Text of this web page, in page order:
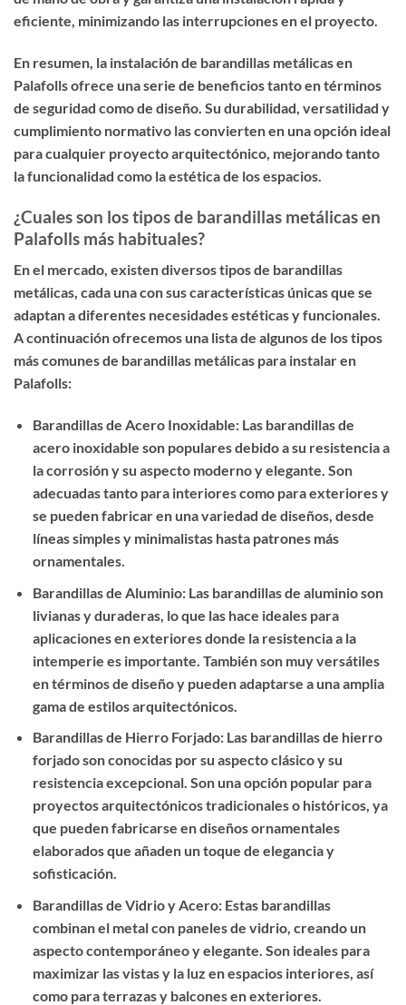
eficiente, minimizando las interrupciones en el proyecto.
En resumen, la instalación de barandillas metálicas en
Palafolls ofrece una serie de beneficios tanto en términos
de seguridad como de diseño. Su durabilidad, versatilidad y
cumplimiento normativo las convierten en una opción ideal
para cualquier proyecto arquitectónico, mejorando tanto
la funcionalidad como la estética de los espacios.
¿Cuales son los tipos de barandillas metálicas en
Palafolls más habituales?
En el mercado, existen diversos tipos de barandillas
metálicas, cada una con sus características únicas que se
adaptan a diferentes necesidades estéticas y funcionales.
A continuación ofrecemos una lista de algunos de los tipos
más comunes de barandillas metálicas para instalar en
Palafolls:
Barandillas de Acero Inoxidable: Las barandillas de
acero inoxidable son populares debido a su resistencia a
la corrosión y su aspecto moderno y elegante. Son
adecuadas tanto para interiores como para exteriores y
se pueden fabricar en una variedad de diseños, desde
líneas simples y minimalistas hasta patrones más
ornamentales.
Barandillas de Aluminio: Las barandillas de aluminio son
livianas y duraderas, lo que las hace ideales para
aplicaciones en exteriores donde la resistencia a la
intemperie es importante. También son muy versátiles
en términos de diseño y pueden adaptarse a una amplia
gama de estilos arquitectónicos.
Barandillas de Hierro Forjado: Las barandillas de hierro
forjado son conocidas por su aspecto clásico y su
resistencia excepcional. Son una opción popular para
proyectos arquitectónicos tradicionales o históricos, ya
que pueden fabricarse en diseños ornamentales
elaborados que añaden un toque de elegancia y
sofisticación.
Barandillas de Vidrio y Acero: Estas barandillas
combinan el metal con paneles de vidrio, creando un
aspecto contemporáneo y elegante. Son ideales para
maximizar las vistas y la luz en espacios interiores, así
como para terrazas y balcones en exteriores.